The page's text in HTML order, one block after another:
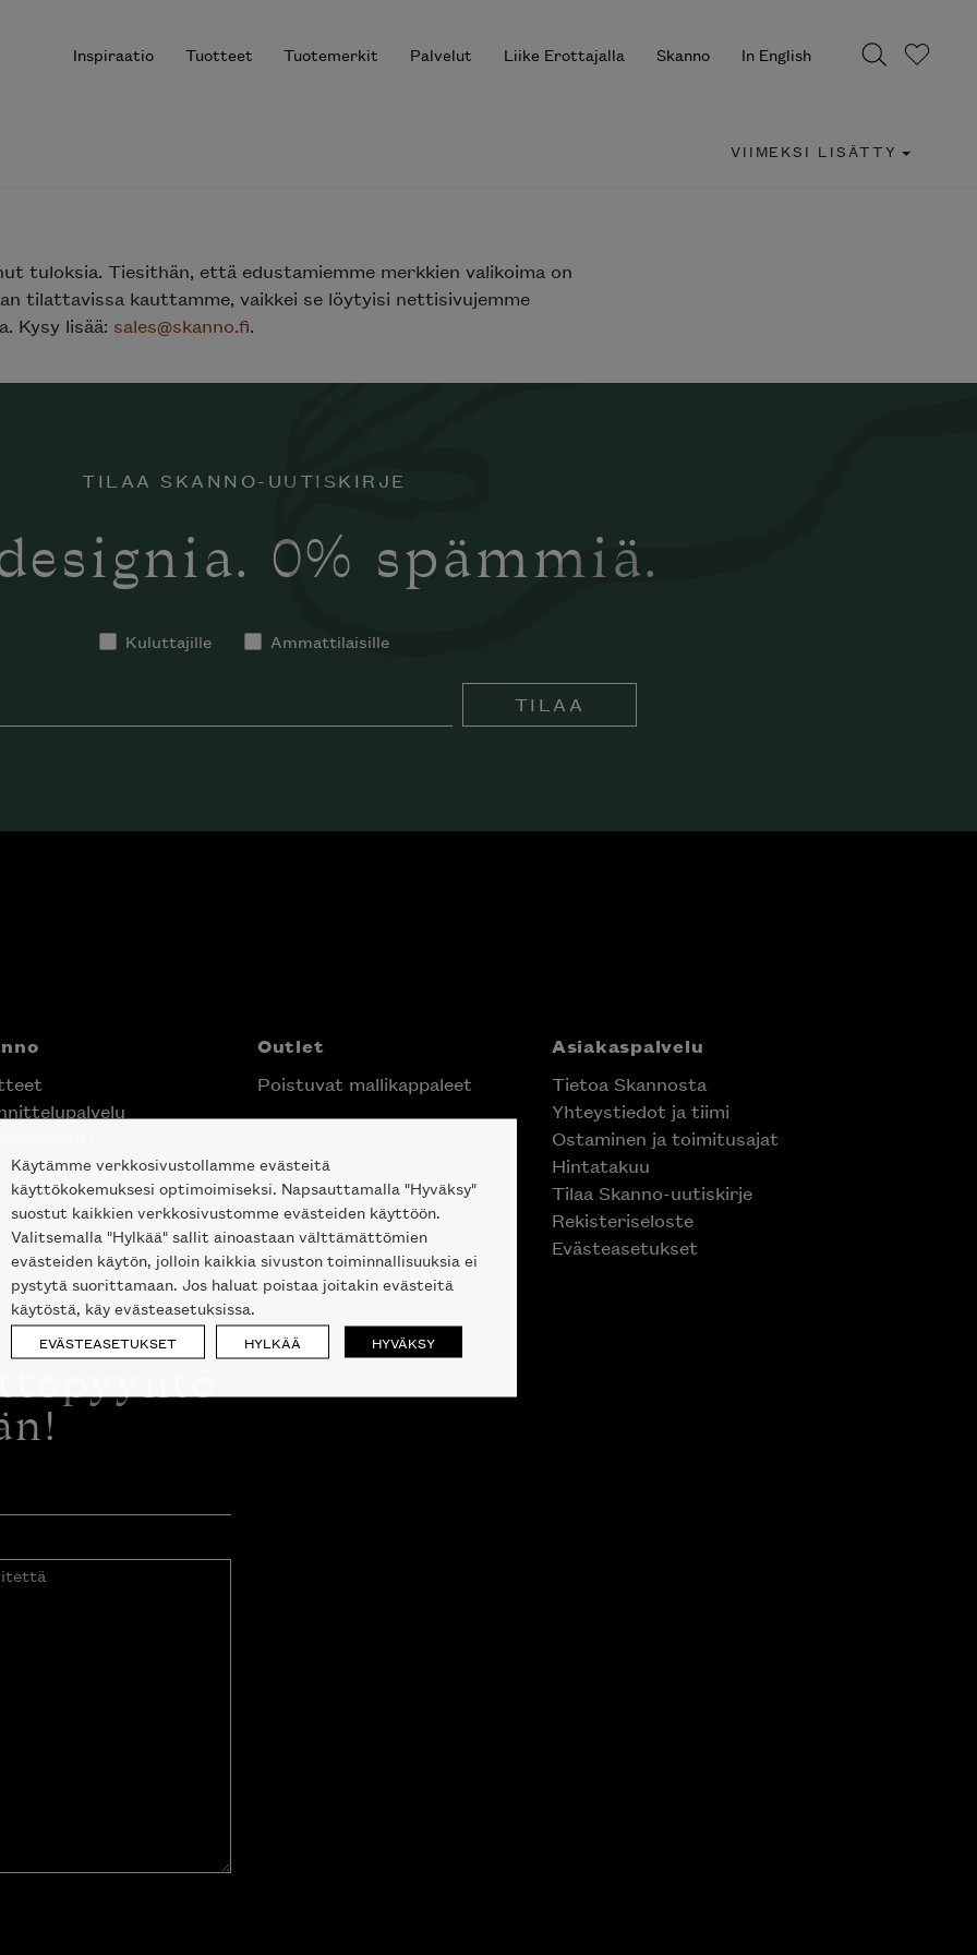
Inspiraatio Tuotteet Tuotemerkit Palvelut Liike Erottajalla Skanno In English
VIIMEKSI LISÄTTY
tuloksia. Tiesithän, että edustamiemme merkkien valikoima on
tilattavissa kauttamme, vaikkei se löytyisi nettisivujemme
Kysy lisää: sales@skanno.fi.
TILAA SKANNO-UUTISKIRJE
0% spämmiä.
Kuluttajille Ammattilaisille
TILAA
Helsingin keskustassa
Outlet
Poistuvat mallikappaleet
Asiakaspalvelu
Tietoa Skannosta
Yhteystiedot ja tiimi
Ostaminen ja toimitusajat
Hintatakuu
Tilaa Skanno-uutiskirje
Rekisteriseloste
Evästeasetukset
Käytämme verkkosivustollamme evästeitä
käyttökokemuksesi optimoimiseksi. Napsauttamalla "Hyväksy"
suostut kaikkien verkkosivustomme evästeiden käyttöön.
Valitsemalla "Hylkää" sallit ainoastaan välttämättömien
evästeiden käytön, jolloin kaikkia sivuston toiminnallisuuksia ei
pystytä suorittamaan. Jos haluat poistaa joitakin evästeitä
käytöstä, käy evästeasetuksissa.
EVÄSTEASETUKSET HYLKÄÄ HYVÄKSY